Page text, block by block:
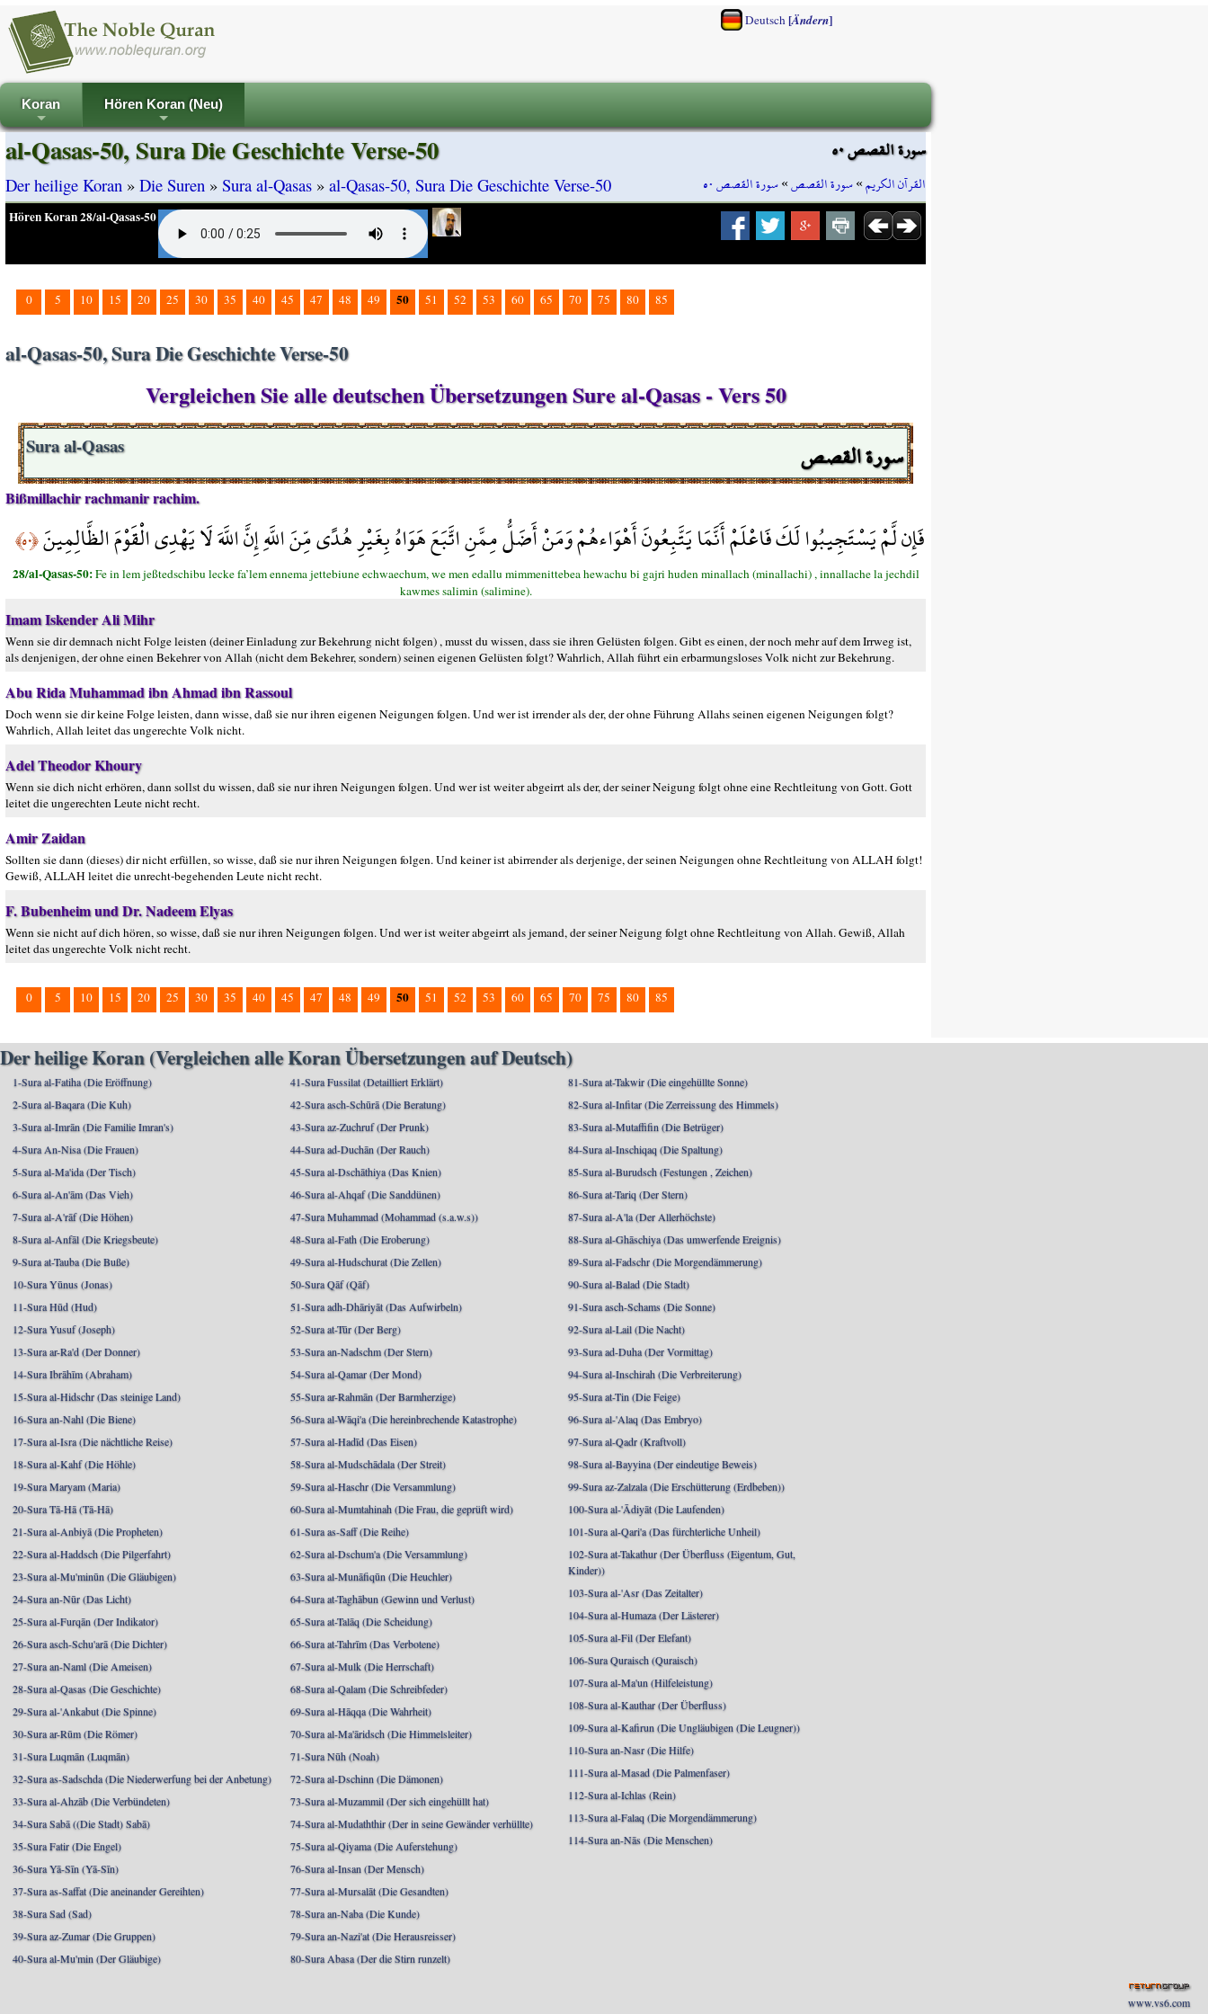
Deutsch[Ändern]
+
Koran
+
Hören Koran (Neu)
سورة القصص ٥٠
القرآن الكريم»سورة القصص»سورة القصص ٥٠
al-Qasas-50, Sura Die Geschichte Verse-50
Der heilige Koran » Die Suren » Sura al-Qasas » al-Qasas-50, Sura Die Geschichte Verse-50
Hören Koran 28/al-Qasas-50
0 5 10 15 20 25 30 35 40 45 47 48 49 50 51 52 53 60 65 70 75 80 85
al-Qasas-50, Sura Die Geschichte Verse-50
Vergleichen Sie alle deutschen Übersetzungen Sure al-Qasas - Vers 50
سورة القصص Sura al-Qasas
Bißmillachir rachmanir rachim.
فَإِن لَّمْ يَسْتَجِيبُوا لَكَ فَاعْلَمْ أَنَّمَا يَتَّبِعُونَ أَهْوَاءهُمْ وَمَنْ أَضَلُّ مِمَّنِ اتَّبَعَ هَوَاهُ بِغَيْرِ هُدًى مِّنَ اللَّهِ إِنَّ اللَّهَ لَا يَهْدِي الْقَوْمَ الظَّالِمِينَ﴿٥٠﴾
28/al-Qasas-50:Fe in lem jeßtedschibu lecke fa’lem ennema jettebiune echwaechum, we men edallu mimmenittebea hewachu bi gajri huden minallach (minallachi) , innallache la jechdil
kawmes salimin (salimine).
Imam Iskender Ali Mihr
Wenn sie dir demnach nicht Folge leisten (deiner Einladung zur Bekehrung nicht folgen) , musst du wissen, dass sie ihren Gelüsten folgen. Gibt es einen, der noch mehr auf dem Irrweg ist,
als denjenigen, der ohne einen Bekehrer von Allah (nicht dem Bekehrer, sondern) seinen eigenen Gelüsten folgt? Wahrlich, Allah führt ein erbarmungsloses Volk nicht zur Bekehrung.
Abu Rida Muhammad ibn Ahmad ibn Rassoul
Doch wenn sie dir keine Folge leisten, dann wisse, daß sie nur ihren eigenen Neigungen folgen. Und wer ist irrender als der, der ohne Führung Allahs seinen eigenen Neigungen folgt?
Wahrlich, Allah leitet das ungerechte Volk nicht.
Adel Theodor Khoury
Wenn sie dich nicht erhören, dann sollst du wissen, daß sie nur ihren Neigungen folgen. Und wer ist weiter abgeirrt als der, der seiner Neigung folgt ohne eine Rechtleitung von Gott. Gott
leitet die ungerechten Leute nicht recht.
Amir Zaidan
Sollten sie dann (dieses) dir nicht erfüllen, so wisse, daß sie nur ihren Neigungen folgen. Und keiner ist abirrender als derjenige, der seinen Neigungen ohne Rechtleitung von ALLAH folgt!
Gewiß, ALLAH leitet die unrecht-begehenden Leute nicht recht.
F. Bubenheim und Dr. Nadeem Elyas
Wenn sie nicht auf dich hören, so wisse, daß sie nur ihren Neigungen folgen. Und wer ist weiter abgeirrt als jemand, der seiner Neigung folgt ohne Rechtleitung von Allah. Gewiß, Allah
leitet das ungerechte Volk nicht recht.
0 5 10 15 20 25 30 35 40 45 47 48 49 50 51 52 53 60 65 70 75 80 85
Der heilige Koran (Vergleichen alle Koran Übersetzungen auf Deutsch)
1-Sura al-Fatiha (Die Eröffnung)
2-Sura al-Baqara (Die Kuh)
3-Sura al-Imrān (Die Familie Imran's)
4-Sura An-Nisa (Die Frauen)
5-Sura al-Ma'ida (Der Tisch)
6-Sura al-An'ām (Das Vieh)
7-Sura al-A'rāf (Die Höhen)
8-Sura al-Anfāl (Die Kriegsbeute)
9-Sura at-Tauba (Die Buße)
10-Sura Yūnus (Jonas)
11-Sura Hūd (Hud)
12-Sura Yusuf (Joseph)
13-Sura ar-Ra'd (Der Donner)
14-Sura Ibrāhīm (Abraham)
15-Sura al-Hidschr (Das steinige Land)
16-Sura an-Nahl (Die Biene)
17-Sura al-Isra (Die nächtliche Reise)
18-Sura al-Kahf (Die Höhle)
19-Sura Maryam (Maria)
20-Sura Tā-Hā (Tā-Hā)
21-Sura al-Anbiyā (Die Propheten)
22-Sura al-Haddsch (Die Pilgerfahrt)
23-Sura al-Mu'minūn (Die Gläubigen)
24-Sura an-Nūr (Das Licht)
25-Sura al-Furqān (Der Indikator)
26-Sura asch-Schu'arā (Die Dichter)
27-Sura an-Naml (Die Ameisen)
28-Sura al-Qasas (Die Geschichte)
29-Sura al-'Ankabut (Die Spinne)
30-Sura ar-Rūm (Die Römer)
31-Sura Luqmān (Luqmān)
32-Sura as-Sadschda (Die Niederwerfung bei der Anbetung)
33-Sura al-Ahzāb (Die Verbündeten)
34-Sura Sabā ((Die Stadt) Sabā)
35-Sura Fatir (Die Engel)
36-Sura Yā-Sīn (Yā-Sīn)
37-Sura as-Saffat (Die aneinander Gereihten)
38-Sura Sad (Sad)
39-Sura az-Zumar (Die Gruppen)
40-Sura al-Mu'min (Der Gläubige)
41-Sura Fussilat (Detailliert Erklärt)
42-Sura asch-Schūrā (Die Beratung)
43-Sura az-Zuchruf (Der Prunk)
44-Sura ad-Duchān (Der Rauch)
45-Sura al-Dschāthiya (Das Knien)
46-Sura al-Ahqaf (Die Sanddünen)
47-Sura Muhammad (Mohammad (s.a.w.s))
48-Sura al-Fath (Die Eroberung)
49-Sura al-Hudschurat (Die Zellen)
50-Sura Qāf (Qāf)
51-Sura adh-Dhāriyāt (Das Aufwirbeln)
52-Sura at-Tūr (Der Berg)
53-Sura an-Nadschm (Der Stern)
54-Sura al-Qamar (Der Mond)
55-Sura ar-Rahmān (Der Barmherzige)
56-Sura al-Wāqi'a (Die hereinbrechende Katastrophe)
57-Sura al-Hadīd (Das Eisen)
58-Sura al-Mudschādala (Der Streit)
59-Sura al-Haschr (Die Versammlung)
60-Sura al-Mumtahinah (Die Frau, die geprüft wird)
61-Sura as-Saff (Die Reihe)
62-Sura al-Dschum'a (Die Versammlung)
63-Sura al-Munāfiqūn (Die Heuchler)
64-Sura at-Taghābun (Gewinn und Verlust)
65-Sura at-Talāq (Die Scheidung)
66-Sura at-Tahrīm (Das Verbotene)
67-Sura al-Mulk (Die Herrschaft)
68-Sura al-Qalam (Die Schreibfeder)
69-Sura al-Hāqqa (Die Wahrheit)
70-Sura al-Ma'āridsch (Die Himmelsleiter)
71-Sura Nūh (Noah)
72-Sura al-Dschinn (Die Dämonen)
73-Sura al-Muzammil (Der sich eingehüllt hat)
74-Sura al-Mudaththir (Der in seine Gewänder verhüllte)
75-Sura al-Qiyama (Die Auferstehung)
76-Sura al-Insan (Der Mensch)
77-Sura al-Mursalāt (Die Gesandten)
78-Sura an-Naba (Die Kunde)
79-Sura an-Nazi'at (Die Herausreisser)
80-Sura Abasa (Der die Stirn runzelt)
81-Sura at-Takwir (Die eingehüllte Sonne)
82-Sura al-Infitar (Die Zerreissung des Himmels)
83-Sura al-Mutaffifin (Die Betrüger)
84-Sura al-Inschiqaq (Die Spaltung)
85-Sura al-Burudsch (Festungen , Zeichen)
86-Sura at-Tariq (Der Stern)
87-Sura al-A'la (Der Allerhöchste)
88-Sura al-Ghāschiya (Das umwerfende Ereignis)
89-Sura al-Fadschr (Die Morgendämmerung)
90-Sura al-Balad (Die Stadt)
91-Sura asch-Schams (Die Sonne)
92-Sura al-Lail (Die Nacht)
93-Sura ad-Duha (Der Vormittag)
94-Sura al-Inschirah (Die Verbreiterung)
95-Sura at-Tin (Die Feige)
96-Sura al-'Alaq (Das Embryo)
97-Sura al-Qadr (Kraftvoll)
98-Sura al-Bayyina (Der eindeutige Beweis)
99-Sura az-Zalzala (Die Erschütterung (Erdbeben))
100-Sura al-'Ādiyāt (Die Laufenden)
101-Sura al-Qari'a (Das fürchterliche Unheil)
102-Sura at-Takathur (Der Überfluss (Eigentum, Gut,
Kinder))
103-Sura al-'Asr (Das Zeitalter)
104-Sura al-Humaza (Der Lästerer)
105-Sura al-Fil (Der Elefant)
106-Sura Quraisch (Quraisch)
107-Sura al-Ma'un (Hilfeleistung)
108-Sura al-Kauthar (Der Überfluss)
109-Sura al-Kafirun (Die Ungläubigen (Die Leugner))
110-Sura an-Nasr (Die Hilfe)
111-Sura al-Masad (Die Palmenfaser)
112-Sura al-Ichlas (Rein)
113-Sura al-Falaq (Die Morgendämmerung)
114-Sura an-Nās (Die Menschen)
www.vs6.com